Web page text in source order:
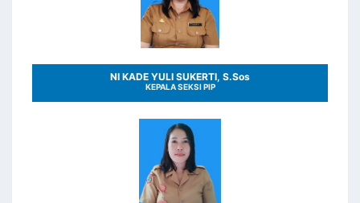
NI KADE YULI SUKERTI, S.Sos
KEPALA SEKSI PIP